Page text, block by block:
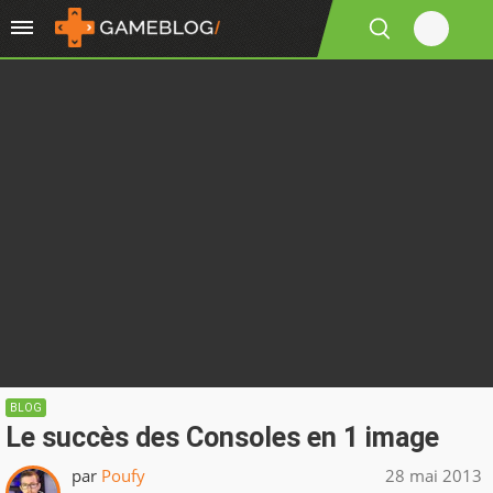
BLOG
Le succès des Consoles en 1 image
par Poufy 28 mai 2013